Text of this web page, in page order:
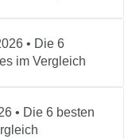
• Die 6
im Vergleich
• Die 6 besten